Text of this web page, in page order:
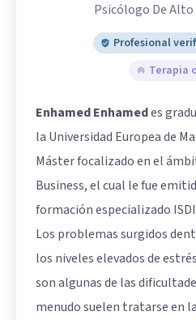
Psicólogo De
Profesional
Terapia
Enhamed Enhamedes
la Universidad Europea de
Máster focalizado en el
Business, el cual le fue
formación especializado
Los problemas surgidos
los niveles elevados de
son algunas de las
menudo suelen tratarse en